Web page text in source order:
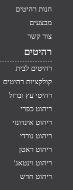
חנות רהיטים
מבצעים
צור קשר
רהיטים
רהיטים לבית
קולקציות רהיטים
רהיטי עץ וברזל
ריהוט כפרי
ריהוט אינדונזי
ריהוט נורדי
ריהוט ראטן
ריהוט וינטאג'
ריהוט חדש